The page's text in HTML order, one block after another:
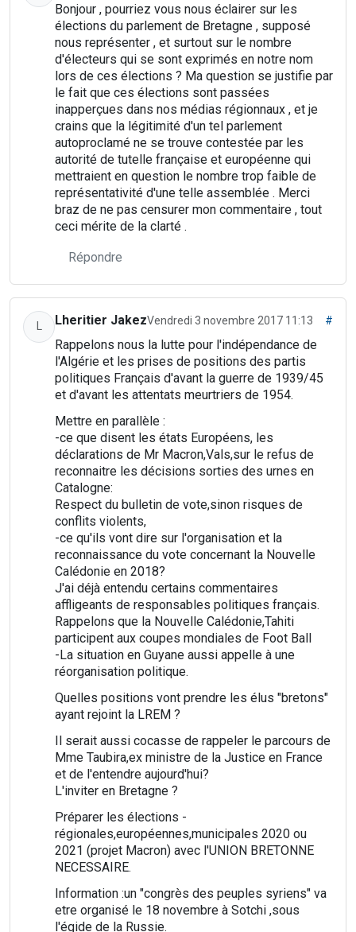
Bonjour , pourriez vous nous éclairer sur les
élections du parlement de Bretagne , supposé
nous représenter , et surtout sur le nombre
d'électeurs qui se sont exprimés en notre nom
lors de ces élections ? Ma question se justifie par
le fait que ces élections sont passées
inapperçues dans nos médias régionnaux , et je
crains que la légitimité d'un tel parlement
autoproclamé ne se trouve contestée par les
autorité de tutelle française et européenne qui
mettraient en question le nombre trop faible de
représentativité d'une telle assemblée . Merci
braz de ne pas censurer mon commentaire , tout
ceci mérite de la clarté .
Répondre
L Lheritier JakezVendredi 3 novembre 2017 11:13 #
Rappelons nous la lutte pour l'indépendance de
l'Algérie et les prises de positions des partis
politiques Français d'avant la guerre de 1939/45
et d'avant les attentats meurtriers de 1954.
Mettre en parallèle :
-ce que disent les états Européens, les
déclarations de Mr Macron,Vals,sur le refus de
reconnaitre les décisions sorties des urnes en
Catalogne:
Respect du bulletin de vote,sinon risques de
conflits violents,
-ce qu'ils vont dire sur l'organisation et la
reconnaissance du vote concernant la Nouvelle
Calédonie en 2018?
J'ai déjà entendu certains commentaires
affligeants de responsables politiques français.
Rappelons que la Nouvelle Calédonie,Tahiti
participent aux coupes mondiales de Foot Ball
-La situation en Guyane aussi appelle à une
réorganisation politique.
Quelles positions vont prendre les élus "bretons"
ayant rejoint la LREM ?
Il serait aussi cocasse de rappeler le parcours de
Mme Taubira,ex ministre de la Justice en France
et de l'entendre aujourd'hui?
L'inviter en Bretagne ?
Préparer les élections -
régionales,européennes,municipales 2020 ou
2021 (projet Macron) avec l'UNION BRETONNE
NECESSAIRE.
Information :un "congrès des peuples syriens" va
etre organisé le 18 novembre à Sotchi ,sous
l'égide de la Russie.